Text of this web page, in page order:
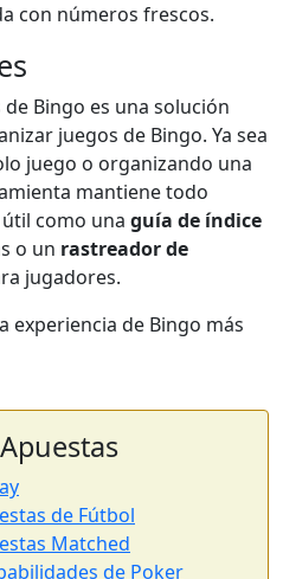
con números frescos.
Bingo es una solución
juegos de Bingo. Ya sea
juego o organizando una
mantiene todo
como una guía de índice
o un rastreador de
jugadores.
experiencia de Bingo más
de Fútbol
Matched
de Poker